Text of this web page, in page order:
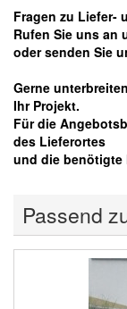
Fragen zu Liefer-
Rufen Sie uns an
oder senden Sie
Gerne
Ihr Projekt.
Für die
des Lieferortes
und die benötigte
Passend